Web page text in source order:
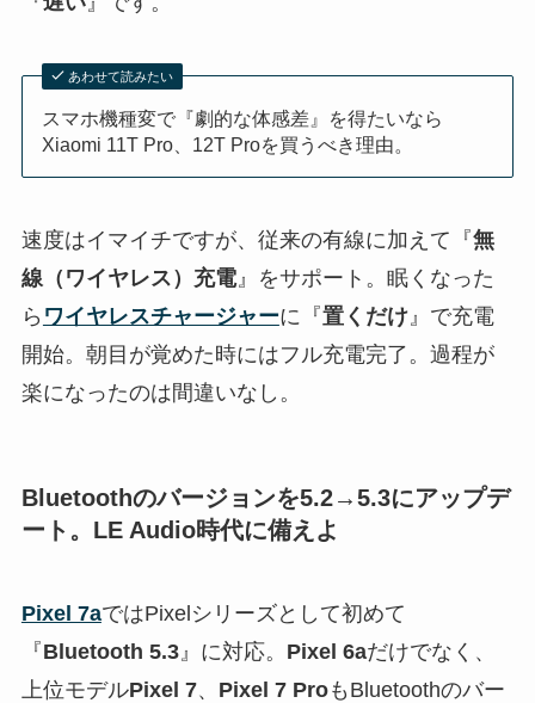
あわせて読みたい
スマホ機種変で『劇的な体感差』を得たいなら
Xiaomi 11T Pro、12T Proを買うべき理由。
速度はイマイチですが、従来の有線に加えて『無
線（ワイヤレス）充電』をサポート。眠くなった
ら ワイヤレスチャージャーに『置くだけ』で充電
開始。朝目が覚めた時にはフル充電完了。過程が
楽になったのは間違いなし。
Bluetoothのバージョンを5.2→5.3にアップデ
ート。LE Audio時代に備えよ
Pixel 7aではPixelシリーズとして初めて
『Bluetooth 5.3』に対応。 Pixel 6aだけでなく、
上位モデルPixel 7、 Pixel 7 ProもBluetoothのバー